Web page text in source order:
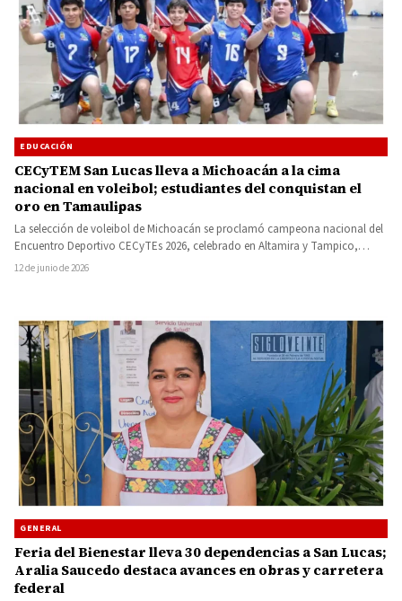
EDUCACIÓN
CECyTEM San Lucas lleva a Michoacán a la cima
nacional en voleibol; estudiantes del conquistan el
oro en Tamaulipas
La selección de voleibol de Michoacán se proclamó campeona nacional del
Encuentro Deportivo CECyTEs 2026, celebrado en Altamira y Tampico,…
12 de junio de 2026
GENERAL
Feria del Bienestar lleva 30 dependencias a San Lucas;
Aralia Saucedo destaca avances en obras y carretera
federal